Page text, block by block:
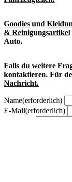
Goodies und
& Reinigungsartikel
Auto.
Falls du weitere
kontaktieren. Für
Nachricht.
Name(erforderlich)
E-Mail(erforderlich)